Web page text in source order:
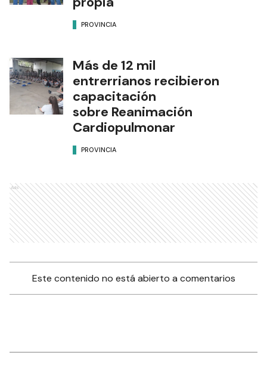
PROVINCIA
Más de 12 mil
entrerrianos recibieron
capacitación
sobre Reanimación
Cardiopulmonar
PROVINCIA
Ads
Este contenido no está abierto a comentarios